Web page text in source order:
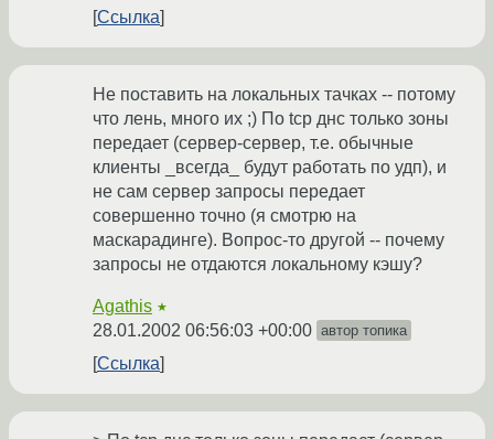
Ссылка
Не поставить на локальных тачках -- потому
что лень, много их ;) По tcp днс только зоны
передает (сервер-сервер, т.е. обычные
клиенты _всегда_ будут работать по удп), и
не сам сервер запросы передает
совершенно точно (я смотрю на
маскарадинге). Вопрос-то другой -- почему
запросы не отдаются локальному кэшу?
Agathis ★
28.01.2002 06:56:03 +00:00 автор топика
Ссылка